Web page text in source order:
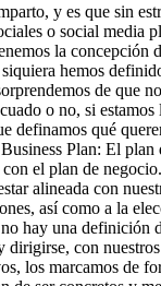
y es que sin
o social
la
hemos
de que
o no, si
definamos qué
Plan: El
el plan de
alineada con
así como a la
hay una
con
los marcamos de